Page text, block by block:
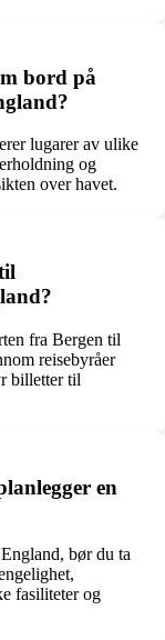
bord på
lugarer av ulike
og
over havet.
fra Bergen til
reisebyråer
billetter til
en
bør du ta
fasiliteter og